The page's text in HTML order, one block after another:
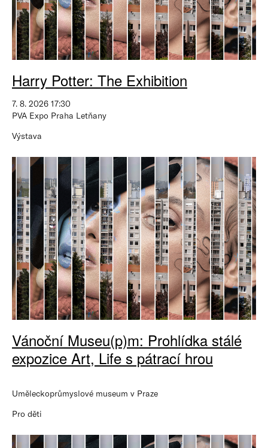
Harry Potter: The Exhibition
7. 8. 2026 17:30
PVA Expo Praha Letňany
Výstava
Vánoční Museu(p)m: Prohlídka stálé
expozice Art, Life s pátrací hrou
Uměleckoprůmyslové museum v Praze
Pro děti